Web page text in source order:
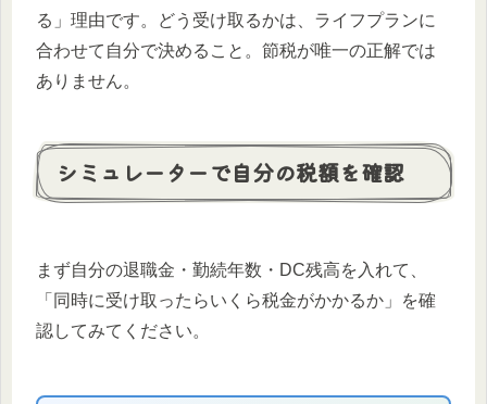
る」理由です。どう受け取るかは、ライフプランに
合わせて自分で決めること。節税が唯一の正解では
ありません。
シミュレーターで自分の税額を確認
まず自分の退職金・勤続年数・DC残高を入れて、
「同時に受け取ったらいくら税金がかかるか」を確
認してみてください。